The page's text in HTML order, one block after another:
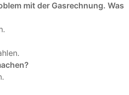
mit der Gasrechnung. Was